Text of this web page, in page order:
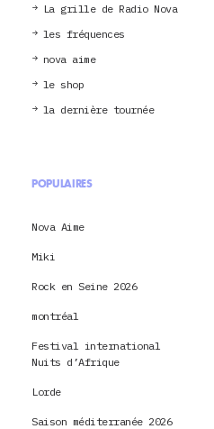
La grille de Radio Nova
les fréquences
nova aime
le shop
la dernière tournée
POPULAIRES
Nova Aime
Miki
Rock en Seine 2026
montréal
Festival international
Nuits d’Afrique
Lorde
Saison méditerranée 2026